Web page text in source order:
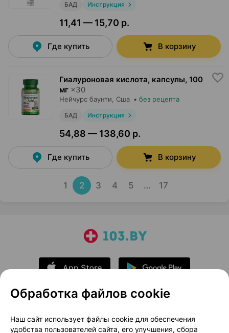
БАД Инструкция
11,41 — 15,70 р.
Где купить В корзину
Гиалуроновая кислота, капсулы, 100
мг ×30
Нейчурс баунти , Сша • без рецепта
БАД Инструкция
54,88 — 138,60 р.
Где купить В корзину
1 2 3 4 5 … 17
О проекте
Новости проекта
Обработка файлов cookie
Наш сайт использует файлы cookie для обеспечения
удобства пользователей сайта, его улучшения, сбора